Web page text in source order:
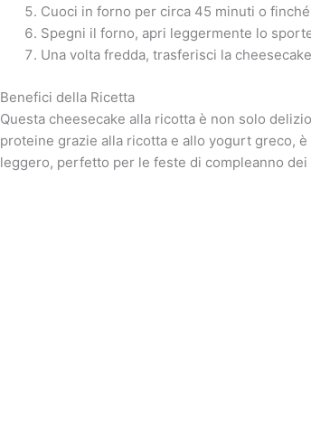
Cuoci in forno per circa 45 minuti o
Spegni il forno, apri leggermente lo
Una volta fredda, trasferisci la
Benefici della Ricetta
Questa cheesecake alla ricotta è non solo
proteine grazie alla ricotta e allo yogurt greco,
leggero, perfetto per le feste di compleanno